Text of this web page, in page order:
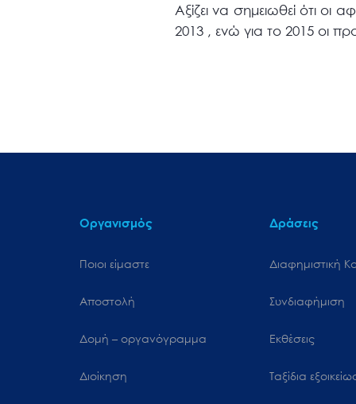
Αξίζει να σημειωθεί ότι
2013 , ενώ για το 2015 οι
Οργανισμός
Ποιοι είμαστε
Αποστολή
Δομή – οργανόγραμμα
Διοίκηση
Δράσεις
Διαφημιστική
Συνδιαφήμιση
Εκθέσεις
Ταξίδια